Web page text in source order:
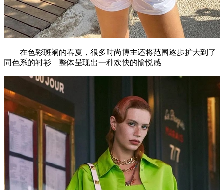
在色彩斑斓的春夏，很多时尚博主还将范围逐步扩大到了
同色系的衬衫，整体呈现出一种欢快的愉悦感！